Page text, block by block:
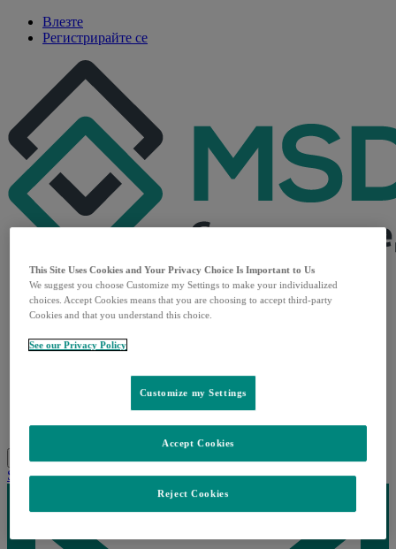
Влезте
Регистрирайте се
Основна страница
Терапевтични области
За нас
Нашата история
Корпоративна отговорност
Контакти
Лични данни
Menu Затворете
Share this
This Site Uses Cookies and Your Privacy Choice Is Important to Us
We suggest you choose Customize my Settings to make your individualized
choices. Accept Cookies means that you are choosing to accept third-party
Cookies and that you understand this choice.
See our Privacy Policy
Customize my Settings
Reject Cookies
Accept Cookies